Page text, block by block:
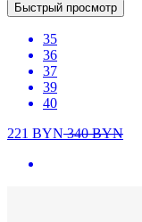
Быстрый просмотр
35
36
37
39
40
221 BYN340BYN